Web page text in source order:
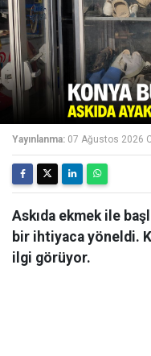
Yayınlanma: 07 Ağustos 2026
Askıda ekmek ile
bir ihtiyaca yöneldi.
ilgi görüyor.